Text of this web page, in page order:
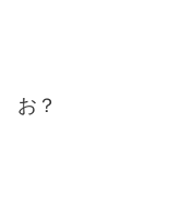
お？